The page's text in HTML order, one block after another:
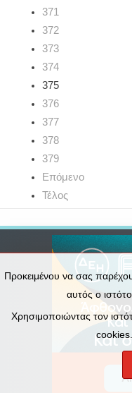
371
372
373
374
375
376
377
378
379
Επόμενο
Τέλος
Προκειμένου να σας
αυτός ο
Χρησιμοποιώντας τον
cookies.